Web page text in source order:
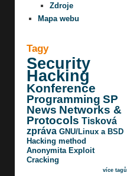
Zdroje
Mapa webu
Tagy
Security
Hacking
Konference
Programming SP
News Networks &
Protocols Tisková
zpráva GNU/Linux a BSD
Hacking method
Anonymita Exploit
Cracking
více tagů